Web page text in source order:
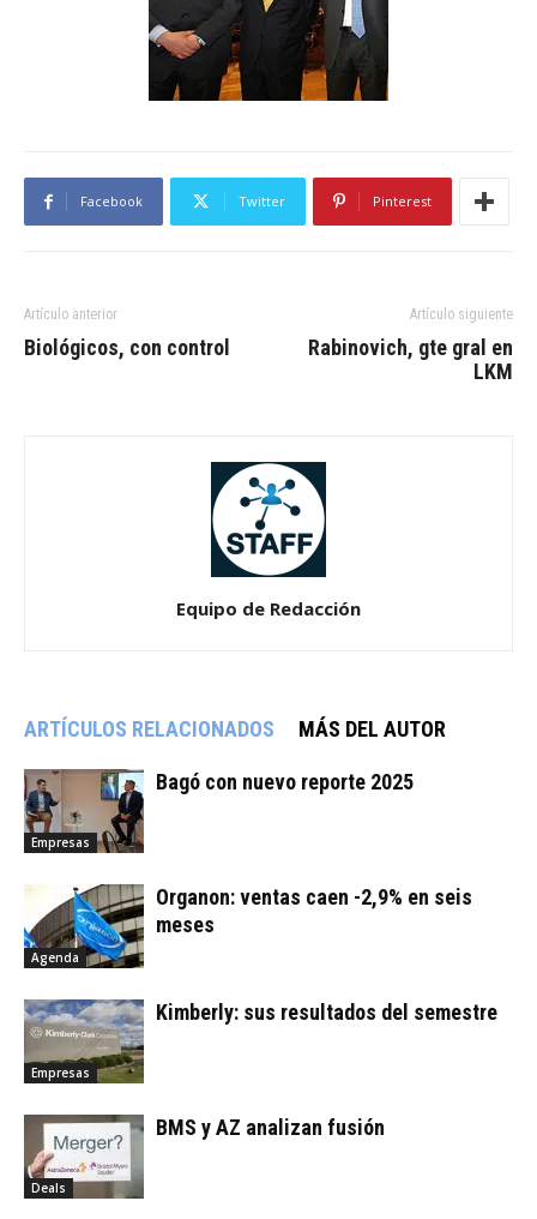
Facebook Twitter Pinterest
Artículo anterior
Biológicos, con control
Artículo siguiente
Rabinovich, gte gral en
LKM
Equipo de Redacción
ARTÍCULOS RELACIONADOS MÁS DEL AUTOR
Empresas
Bagó con nuevo reporte 2025
Agenda
Organon: ventas caen -2,9% en seis
meses
Empresas
Kimberly: sus resultados del semestre
Deals
BMS y AZ analizan fusión